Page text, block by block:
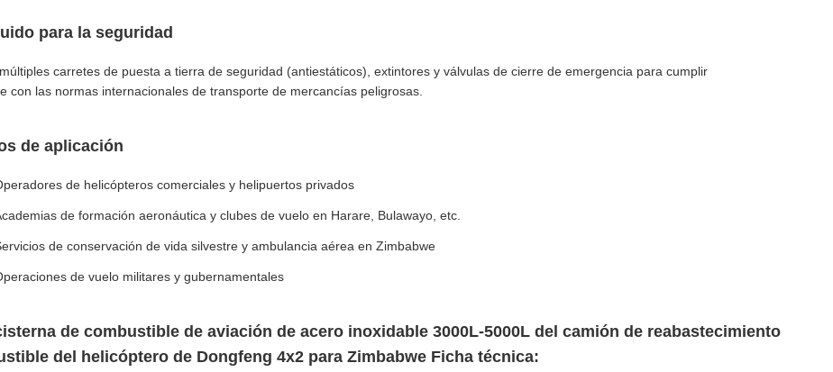
para la seguridad
carretes de puesta a tierra de seguridad (antiestáticos), extintores y válvulas de cierre de emergencia para cumplir
con las normas internacionales de transporte de mercancías peligrosas.
de aplicación
de helicópteros comerciales y helipuertos privados
de formación aeronáutica y clubes de vuelo en Harare, Bulawayo, etc.
de conservación de vida silvestre y ambulancia aérea en Zimbabwe
de vuelo militares y gubernamentales
de combustible de aviación de acero inoxidable 3000L-5000L del camión de reabastecimiento
del helicóptero de Dongfeng 4x2 para Zimbabwe Ficha técnica: